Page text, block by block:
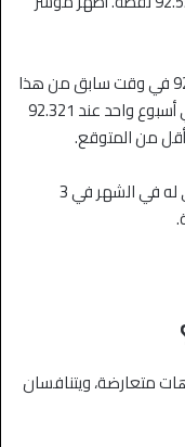
وسجل أعلى مستوى في أسبوعين عند 92.887 في وقت سابق من هذا
الأسبوع قبل أن ينخفض ​​إلى أدنى مستوى في أسبوع واحد عند 92.321
أقل من المتوقع.
وفقًا لرويترز، انخفض الدولار إلى أدنى مستوى له في الشهر في 3
متعارضة، ويتنافسان